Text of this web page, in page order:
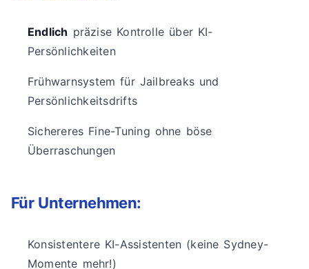
Endlich präzise Kontrolle über KI-
Persönlichkeiten
Frühwarnsystem für Jailbreaks und
Persönlichkeitsdrifts
Sichereres Fine-Tuning ohne böse
Überraschungen
Für Unternehmen:
Konsistentere KI-Assistenten (keine Sydney-
Momente mehr!)